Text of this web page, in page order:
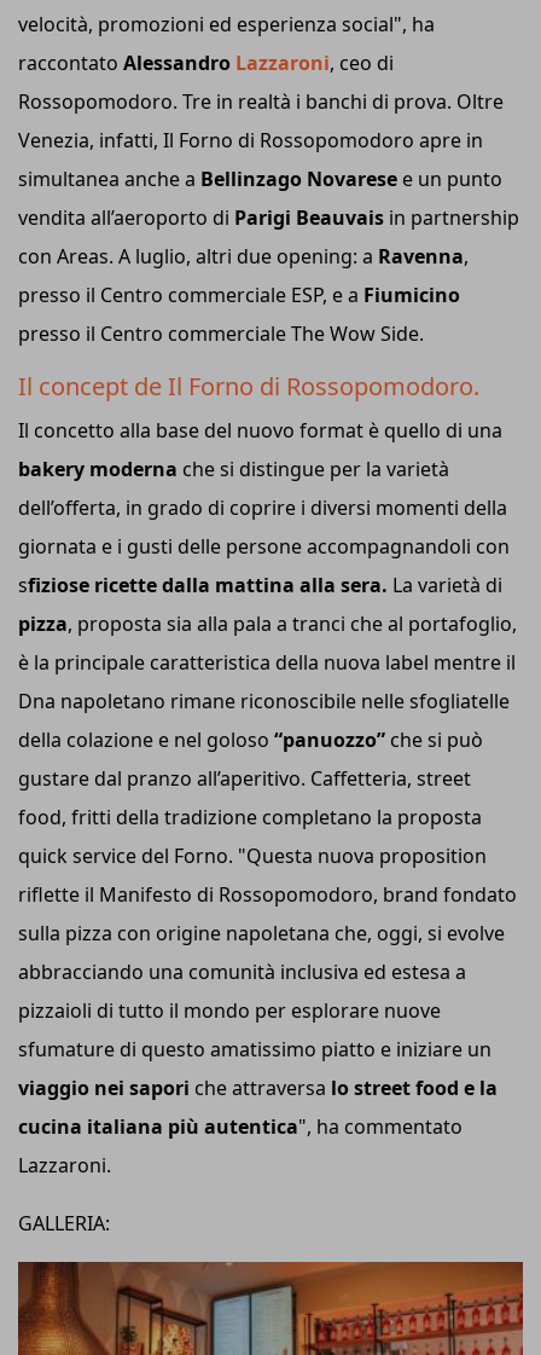
velocità, promozioni ed esperienza social", ha
raccontato Alessandro Lazzaroni, ceo di
Rossopomodoro. Tre in realtà i banchi di prova. Oltre
Venezia, infatti, Il Forno di Rossopomodoro apre in
simultanea anche a Bellinzago Novarese e un punto
vendita all’aeroporto di Parigi Beauvais in partnership
con Areas. A luglio, altri due opening: a Ravenna,
presso il Centro commerciale ESP, e a Fiumicino
presso il Centro commerciale The Wow Side.
Il concept de Il Forno di Rossopomodoro.
Il concetto alla base del nuovo format è quello di una
bakery moderna che si distingue per la varietà
dell’offerta, in grado di coprire i diversi momenti della
giornata e i gusti delle persone accompagnandoli con
sfiziose ricette dalla mattina alla sera. La varietà di
pizza, proposta sia alla pala a tranci che al portafoglio,
è la principale caratteristica della nuova label mentre il
Dna napoletano rimane riconoscibile nelle sfogliatelle
della colazione e nel goloso “panuozzo” che si può
gustare dal pranzo all’aperitivo. Caffetteria, street
food, fritti della tradizione completano la proposta
quick service del Forno. "Questa nuova proposition
riflette il Manifesto di Rossopomodoro, brand fondato
sulla pizza con origine napoletana che, oggi, si evolve
abbracciando una comunità inclusiva ed estesa a
pizzaioli di tutto il mondo per esplorare nuove
sfumature di questo amatissimo piatto e iniziare un
viaggio nei sapori che attraversa lo street food e la
cucina italiana più autentica", ha commentato
Lazzaroni.
GALLERIA: